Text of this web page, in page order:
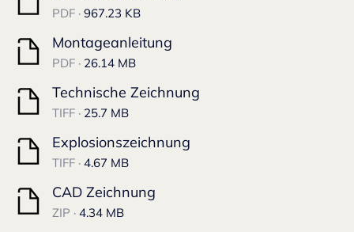
PDF · 967.23 KB
Montageanleitung
PDF · 26.14 MB
Technische Zeichnung
TIFF · 25.7 MB
Explosionszeichnung
TIFF · 4.67 MB
CAD Zeichnung
ZIP · 4.34 MB